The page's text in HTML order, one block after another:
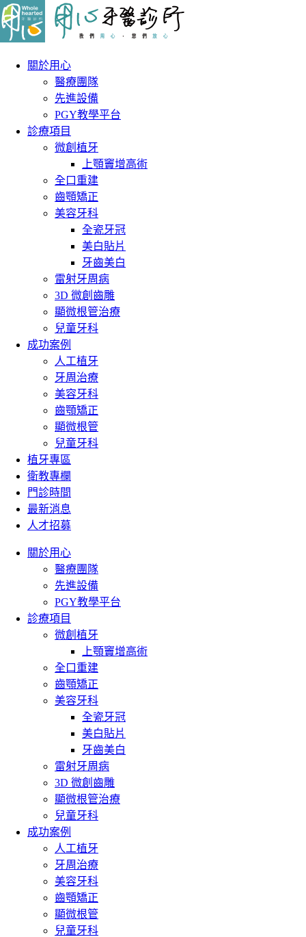
關於用心
醫療團隊
先進設備
PGY教學平台
診療項目
微創植牙
上顎竇增高術
全口重建
齒顎矯正
美容牙科
全瓷牙冠
美白貼片
牙齒美白
雷射牙周病
3D 微創齒雕
顯微根管治療
兒童牙科
成功案例
人工植牙
牙周治療
美容牙科
齒顎矯正
顯微根管
兒童牙科
植牙專區
衛教專欄
門診時間
最新消息
人才招募
關於用心
醫療團隊
先進設備
PGY教學平台
診療項目
微創植牙
上顎竇增高術
全口重建
齒顎矯正
美容牙科
全瓷牙冠
美白貼片
牙齒美白
雷射牙周病
3D 微創齒雕
顯微根管治療
兒童牙科
成功案例
人工植牙
牙周治療
美容牙科
齒顎矯正
顯微根管
兒童牙科